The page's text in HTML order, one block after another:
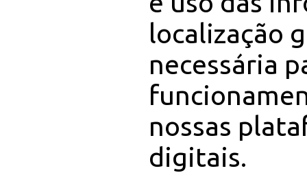
localização
necessária
nossas
digitais.